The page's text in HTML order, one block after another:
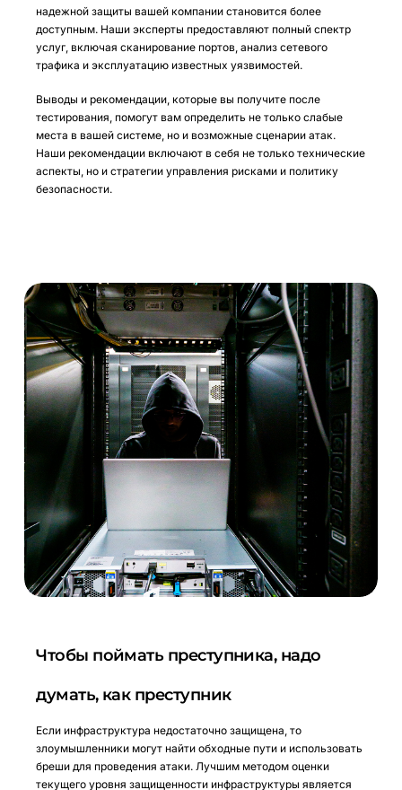
надежной защиты вашей компании становится более
доступным. Наши эксперты предоставляют полный спектр
услуг, включая сканирование портов, анализ сетевого
трафика и эксплуатацию известных уязвимостей.
Выводы и рекомендации, которые вы получите после
тестирования, помогут вам определить не только слабые
места в вашей системе, но и возможные сценарии атак.
Наши рекомендации включают в себя не только технические
аспекты, но и стратегии управления рисками и политику
безопасности.
Чтобы поймать преступника, надо
думать, как преступник
Если инфраструктура недостаточно защищена, то
злоумышленники могут найти обходные пути и использовать
бреши для проведения атаки. Лучшим методом оценки
текущего уровня защищенности инфраструктуры является